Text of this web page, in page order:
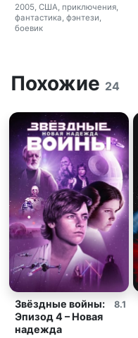
2005, США, приключения,
фантастика, фэнтези,
боевик
Похожие 24
8.1
Звёздные войны:
Эпизод 4 – Новая
надежда